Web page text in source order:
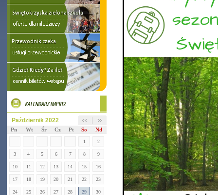
Październik 2022
Pn Wt Śr Cz Pt So Nd
1 2
3 4 5 6 7 8 9
10 11 12 13 14 15 16
17 18 19 20 21 22 23
24 25 26 27 28 29 30